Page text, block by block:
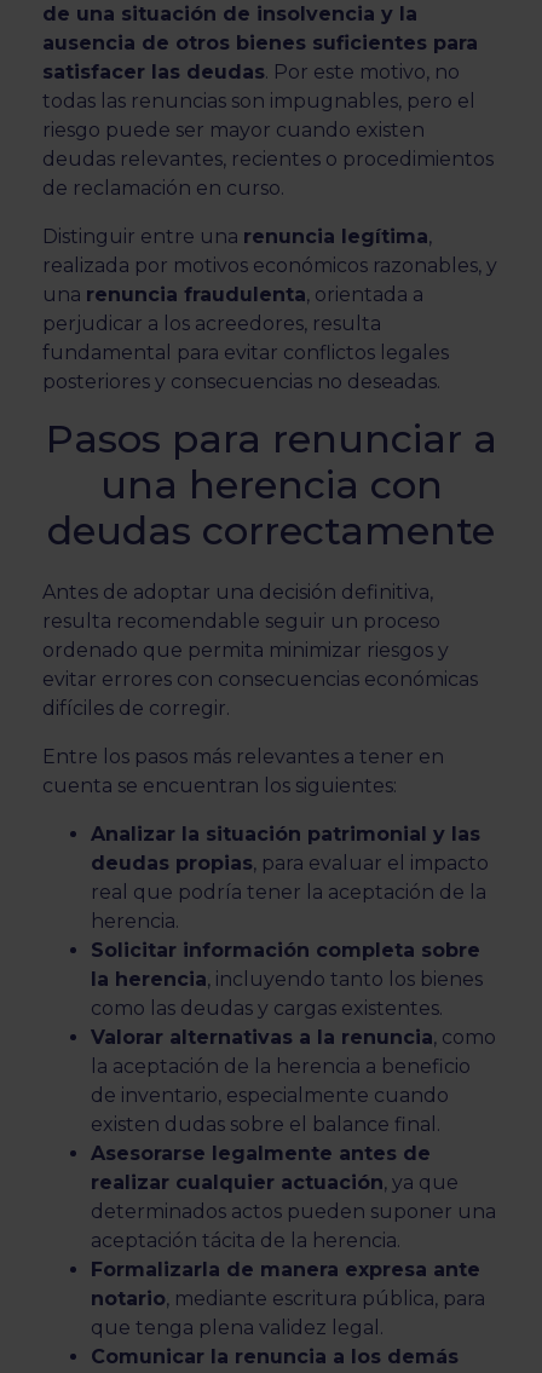
de una situación de insolvencia y la
ausencia de otros bienes suficientes para
satisfacer las deudas. Por este motivo, no
todas las renuncias son impugnables, pero el
riesgo puede ser mayor cuando existen
deudas relevantes, recientes o procedimientos
de reclamación en curso.
Distinguir entre una renuncia legítima,
realizada por motivos económicos razonables, y
una renuncia fraudulenta, orientada a
perjudicar a los acreedores, resulta
fundamental para evitar conflictos legales
posteriores y consecuencias no deseadas.
Pasos para renunciar a
una herencia con
deudas correctamente
Antes de adoptar una decisión definitiva,
resulta recomendable seguir un proceso
ordenado que permita minimizar riesgos y
evitar errores con consecuencias económicas
difíciles de corregir.
Entre los pasos más relevantes a tener en
cuenta se encuentran los siguientes:
Analizar la situación patrimonial y las
deudas propias, para evaluar el impacto
real que podría tener la aceptación de la
herencia.
Solicitar información completa sobre
la herencia, incluyendo tanto los bienes
como las deudas y cargas existentes.
Valorar alternativas a la renuncia, como
la aceptación de la herencia a beneficio
de inventario, especialmente cuando
existen dudas sobre el balance final.
Asesorarse legalmente antes de
realizar cualquier actuación, ya que
determinados actos pueden suponer una
aceptación tácita de la herencia.
Formalizarla de manera expresa ante
notario, mediante escritura pública, para
que tenga plena validez legal.
Comunicar la renuncia a los demás